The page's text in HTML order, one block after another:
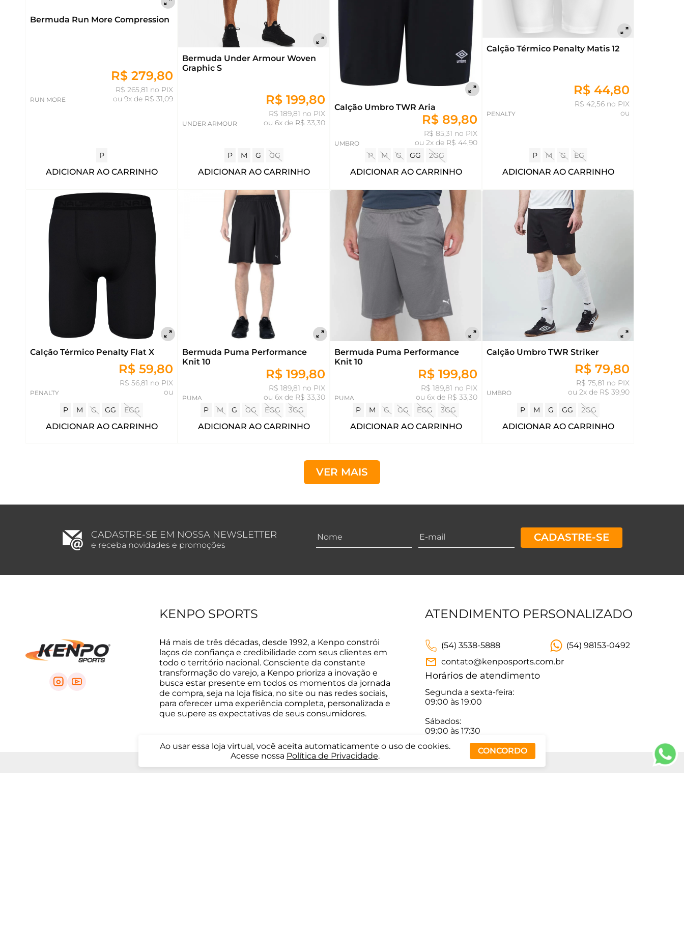
Bermuda Run More Compression
R$ 279,80
R$ 265,81 no PIX
ou 9x de R$ 31,09
RUN MORE
P
ADICIONAR AO CARRINHO
Bermuda Under Armour Woven
Graphic S
R$ 199,80
R$ 189,81 no PIX
ou 6x de R$ 33,30
UNDER ARMOUR
P M G GG
ADICIONAR AO CARRINHO
Calção Umbro TWR Aria
R$ 89,80
R$ 85,31 no PIX
ou 2x de R$ 44,90
UMBRO
P M G GG 2GG
ADICIONAR AO CARRINHO
Calção Térmico Penalty Matis 12
R$ 44,80
R$ 42,56 no PIX
ou
PENALTY
P M G EG
ADICIONAR AO CARRINHO
Calção Térmico Penalty Flat X
R$ 59,80
R$ 56,81 no PIX
ou
PENALTY
P M G GG EGG
ADICIONAR AO CARRINHO
Bermuda Puma Performance
Knit 10
R$ 199,80
R$ 189,81 no PIX
ou 6x de R$ 33,30
PUMA
P M G GG EGG 3GG
ADICIONAR AO CARRINHO
Bermuda Puma Performance
Knit 10
R$ 199,80
R$ 189,81 no PIX
ou 6x de R$ 33,30
PUMA
P M G GG EGG 3GG
ADICIONAR AO CARRINHO
Calção Umbro TWR Striker
R$ 79,80
R$ 75,81 no PIX
ou 2x de R$ 39,90
UMBRO
P M G GG 2GG
ADICIONAR AO CARRINHO
VER MAIS
CADASTRE-SE EM NOSSA NEWSLETTER
e receba novidades e promoções
CADASTRE-SE
KENPO SPORTS
Há mais de três décadas, desde 1992, a Kenpo constrói
laços de confiança e credibilidade com seus clientes em
todo o território nacional. Consciente da constante
transformação do varejo, a Kenpo prioriza a inovação e
busca estar presente em todos os momentos da jornada
de compra, seja na loja física, no site ou nas redes sociais,
para oferecer uma experiência completa, personalizada e
que supere as expectativas de seus consumidores.
ATENDIMENTO PERSONALIZADO
(54) 3538-5888
(54) 98153-0492
contato@kenposports.com.br
Horários de atendimento
Segunda a sexta-feira:
09:00 às 19:00
Sábados:
09:00 às 17:30
Ao usar essa loja virtual, você aceita automaticamente o uso de cookies.
Acesse nossa Política de Privacidade.
CONCORDO